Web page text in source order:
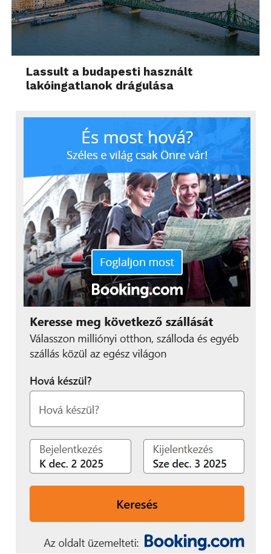
Lassult a budapesti használt
lakóingatlanok drágulása